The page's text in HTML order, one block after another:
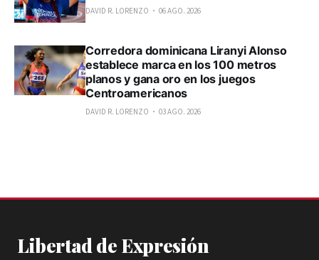
DAVID R. LORENZO 06 AGO. 2026
Corredora dominicana Liranyi Alonso
establece marca en los 100 metros
planos y gana oro en los juegos
Centroamericanos
DAVID R. LORENZO 03 AGO. 2026
Libertad de Expresión